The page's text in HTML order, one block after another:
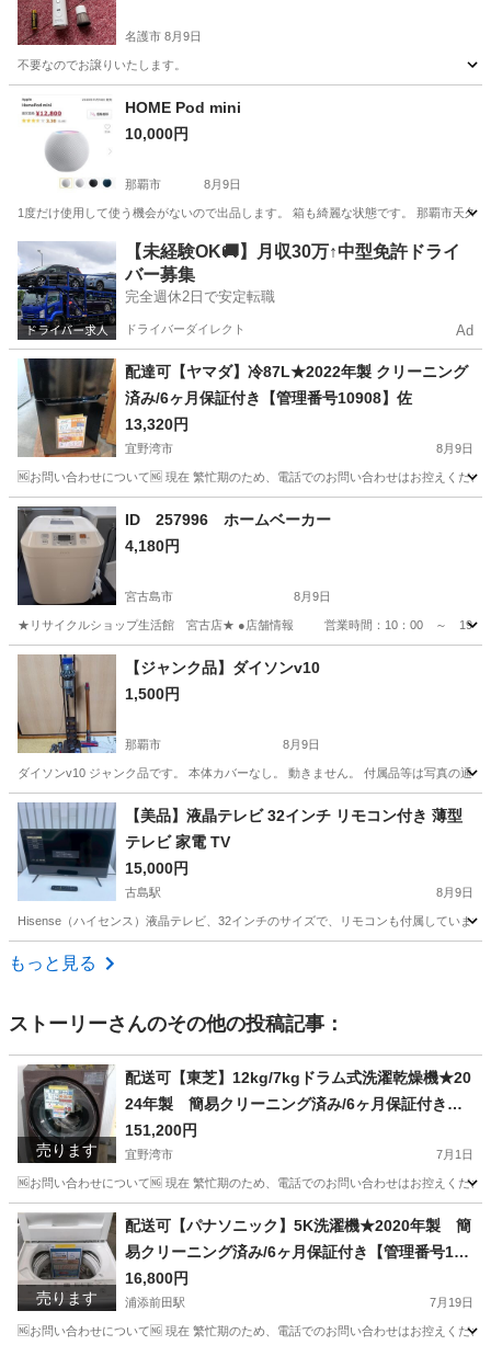
名護市 8月9日
不要なのでお譲りいたします。
沖縄 名護市
HOME Pod mini
10,000円
那覇市 8月9日
1度だけ使用して使う機会がないので出品します。 箱も綺麗な状態です。 那覇市天久
那覇市 オーディオ mini
【未経験OK🚚】月収30万↑中型免許ドライ
バー募集
完全週休2日で安定転職
ドライバーダイレクト Ad
配達可【ヤマダ】冷87L★2022年製 クリーニング
済み/6ヶ月保証付き【管理番号10908】佐
13,320円
宜野湾市 8月9日
🆖お問い合わせについて🆖 現在 繁忙期のため、電話でのお問い合わせはお控えくだ
沖縄 宜野湾市 ヤマダ
ID 257996 ホームベーカー
4,180円
宮古島市 8月9日
★リサイクルショップ生活館 宮古店★ ●店舗情報 営業時間：10：00 ～ 19：
沖縄 宮古島市 その他 店舗
【ジャンク品】ダイソンv10
1,500円
那覇市 8月9日
ダイソンv10 ジャンク品です。 本体カバーなし。 動きません。 付属品等は写真の通
沖縄 那覇市 生活家電
【美品】液晶テレビ 32インチ リモコン付き 薄型
テレビ 家電 TV
15,000円
古島駅 8月9日
Hisense（ハイセンス）液晶テレビ、32インチのサイズで、リモコンも付属していま
沖縄 那覇市
もっと見る
ストーリーさんのその他の投稿記事：
売ります
配送可【東芝】12kg/7kgドラム式洗濯乾燥機★20
24年製 簡易クリーニング済み/6ヶ月保証付き
【管理番号10107】佐
151,200円
宜野湾市 7月1日
🆖お問い合わせについて🆖 現在 繁忙期のため、電話でのお問い合わせはお控えくだ
沖縄 宜野湾市 生活家電
売ります
配送可【パナソニック】5K洗濯機★2020年製 簡
易クリーニング済み/6ヶ月保証付き【管理番号119
07】佐
16,800円
浦添前田駅 7月19日
🆖お問い合わせについて🆖 現在 繁忙期のため、電話でのお問い合わせはお控えくだ